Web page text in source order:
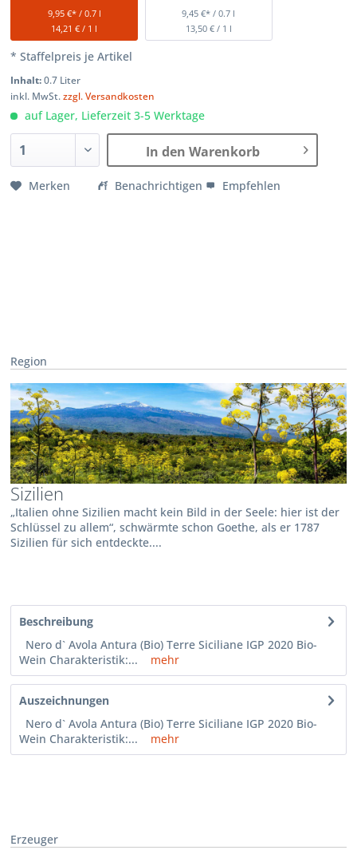
9,95 €* / 0.7 l
14,21 € / 1 l
9,45 €* / 0.7 l
13,50 € / 1 l
* Staffelpreis je Artikel
Inhalt:0.7 Liter
inkl. MwSt.zzgl. Versandkosten
auf Lager, Lieferzeit 3-5 Werktage
In den Warenkorb
Merken Benachrichtigen Empfehlen
Region
Sizilien
„Italien ohne Sizilien macht kein Bild in der Seele: hier ist der
Schlüssel zu allem“, schwärmte schon Goethe, als er 1787
Sizilien für sich entdeckte....
Beschreibung
Nero d` Avola Antura (Bio) Terre Siciliane IGP 2020 Bio-
Wein Charakteristik:...
mehr
Auszeichnungen
Nero d` Avola Antura (Bio) Terre Siciliane IGP 2020 Bio-
Wein Charakteristik:...
mehr
Erzeuger